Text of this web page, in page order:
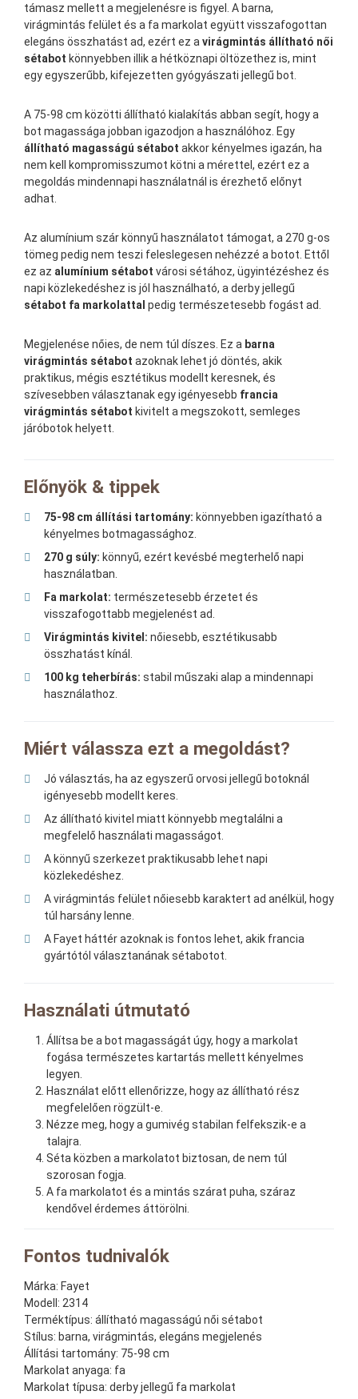
támasz mellett a megjelenésre is figyel. A barna,
virágmintás felület és a fa markolat együtt visszafogottan
elegáns összhatást ad, ezért ez a virágmintás állítható női
sétabot könnyebben illik a hétköznapi öltözethez is, mint
egy egyszerűbb, kifejezetten gyógyászati jellegű bot.
A 75-98 cm közötti állítható kialakítás abban segít, hogy a
bot magassága jobban igazodjon a használóhoz. Egy
állítható magasságú sétabot akkor kényelmes igazán, ha
nem kell kompromisszumot kötni a mérettel, ezért ez a
megoldás mindennapi használatnál is érezhető előnyt
adhat.
Az alumínium szár könnyű használatot támogat, a 270 g-os
tömeg pedig nem teszi feleslegesen nehézzé a botot. Ettől
ez az alumínium sétabot városi sétához, ügyintézéshez és
napi közlekedéshez is jól használható, a derby jellegű
sétabot fa markolattal pedig természetesebb fogást ad.
Megjelenése nőies, de nem túl díszes. Ez a barna
virágmintás sétabot azoknak lehet jó döntés, akik
praktikus, mégis esztétikus modellt keresnek, és
szívesebben választanak egy igényesebb francia
virágmintás sétabot kivitelt a megszokott, semleges
járóbotok helyett.
Előnyök & tippek
75-98 cm állítási tartomány: könnyebben igazítható a
kényelmes botmagassághoz.
270 g súly: könnyű, ezért kevésbé megterhelő napi
használatban.
Fa markolat: természetesebb érzetet és
visszafogottabb megjelenést ad.
Virágmintás kivitel: nőiesebb, esztétikusabb
összhatást kínál.
100 kg teherbírás: stabil műszaki alap a mindennapi
használathoz.
Miért válassza ezt a megoldást?
Jó választás, ha az egyszerű orvosi jellegű botoknál
igényesebb modellt keres.
Az állítható kivitel miatt könnyebb megtalálni a
megfelelő használati magasságot.
A könnyű szerkezet praktikusabb lehet napi
közlekedéshez.
A virágmintás felület nőiesebb karaktert ad anélkül, hogy
túl harsány lenne.
A Fayet háttér azoknak is fontos lehet, akik francia
gyártótól választanának sétabotot.
Használati útmutató
Állítsa be a bot magasságát úgy, hogy a markolat
fogása természetes kartartás mellett kényelmes
legyen.
Használat előtt ellenőrizze, hogy az állítható rész
megfelelően rögzült-e.
Nézze meg, hogy a gumivég stabilan felfekszik-e a
talajra.
Séta közben a markolatot biztosan, de nem túl
szorosan fogja.
A fa markolatot és a mintás szárat puha, száraz
kendővel érdemes áttörölni.
Fontos tudnivalók
Márka: Fayet
Modell: 2314
Terméktípus: állítható magasságú női sétabot
Stílus: barna, virágmintás, elegáns megjelenés
Állítási tartomány: 75-98 cm
Markolat anyaga: fa
Markolat típusa: derby jellegű fa markolat